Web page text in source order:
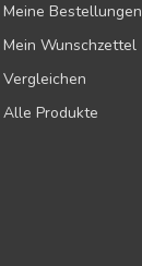
Meine Bestellungen
Mein Wunschzettel
Vergleichen
Alle Produkte